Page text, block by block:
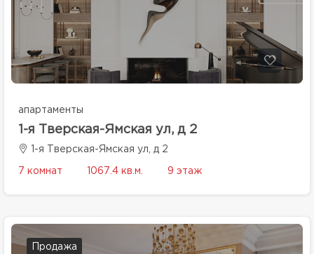
апартаменты
1-я Тверская-Ямская ул, д 2
1-я Тверская-Ямская ул, д 2
7 комнат 1067.4 кв.м. 9 этаж
Продажа